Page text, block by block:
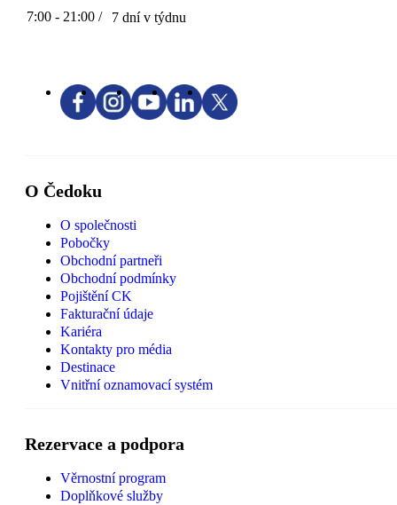
7:00 - 21:00 / 7 dní v týdnu
O Čedoku
O společnosti
Pobočky
Obchodní partneři
Obchodní podmínky
Pojištění CK
Fakturační údaje
Kariéra
Kontakty pro média
Destinace
Vnitřní oznamovací systém
Rezervace a podpora
Věrnostní program
Doplňkové služby